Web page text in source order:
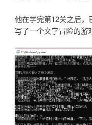
他在学完第12关之后
写了一个文字冒险的游